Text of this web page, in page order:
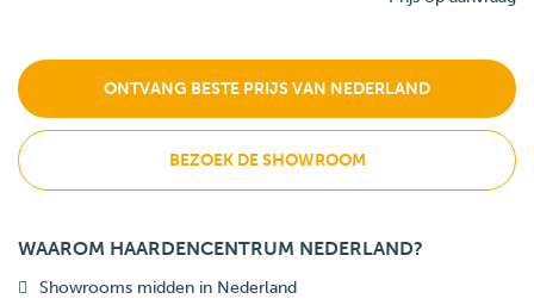
ONTVANG BESTE PRIJS VAN NEDERLAND
BEZOEK DE SHOWROOM
WAAROM HAARDENCENTRUM NEDERLAND?
Showrooms midden in Nederland